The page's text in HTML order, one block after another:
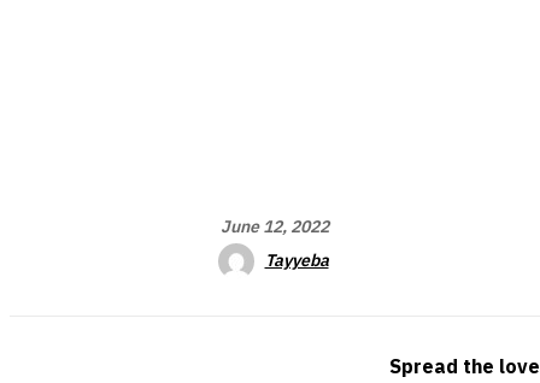
June 12, 2022
Tayyeba
Spread the love